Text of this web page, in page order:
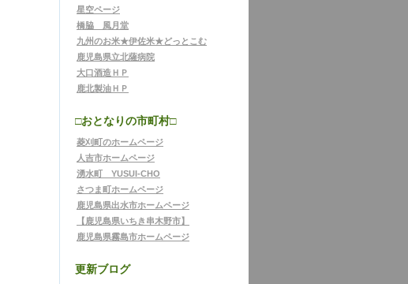
星空ページ
橋脇 風月堂
九州のお米★伊佐米★どっとこむ
鹿児島県立北薩病院
大口酒造ＨＰ
鹿北製油ＨＰ
□おとなりの市町村□
菱刈町のホームページ
人吉市ホームページ
湧水町 YUSUI-CHO
さつま町ホームページ
鹿児島県出水市ホームページ
【鹿児島県いちき串木野市】
鹿児島県霧島市ホームページ
更新ブログ